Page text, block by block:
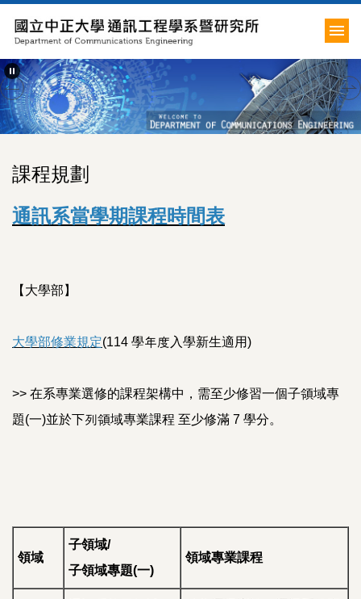
到
要
內
容
區
課程規劃
通訊系當學期課程時間表
【大學部】
大學部修業規定(114 學年度入學新生適用)
>> 在系專業選修的課程架構中，需至少修習一個子領域專
題(一)並於下列領域專業課程 至少修滿 7 學分。
領域
子領域/
子領域專題(一)
領域專業課程